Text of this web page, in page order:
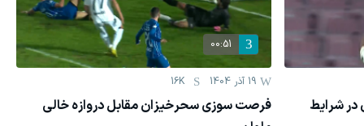
شرایط
00:51
19 آذر 1404 16K
فرصت سوزی سحرخیزان مقابل دروازه خالی